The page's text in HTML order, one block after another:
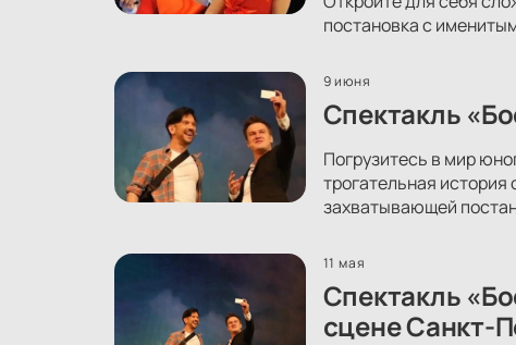
постановка с
9 июня
Спектакль
Погрузитесь в мир
трогательная
захватывающей
11 мая
Спектакль
сцене Санкт-